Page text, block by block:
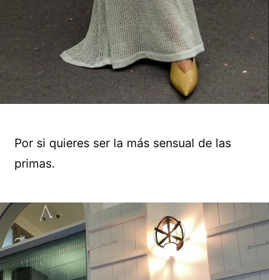
Por si quieres ser la más sensual de las
primas.